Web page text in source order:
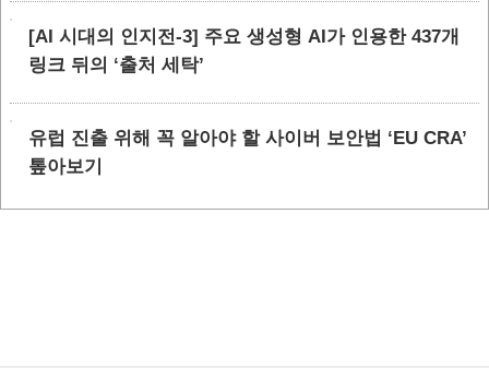
[AI 시대의 인지전-3] 주요 생성형 AI가 인용한 437개
링크 뒤의 ‘출처 세탁’
유럽 진출 위해 꼭 알아야 할 사이버 보안법 ‘EU CRA’
톺아보기